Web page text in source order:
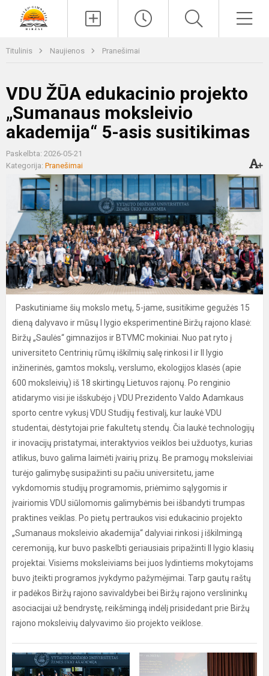
Titulinis Naujienos Pranešimai
VDU ŽŪA edukacinio projekto
„Sumanaus moksleivio
akademija“ 5-asis susitikimas
Paskelbta: 2026-05-21
Kategorija: Pranešimai
Paskutiniame šių mokslo metų, 5-jame, susitikime gegužės 15
dieną dalyvavo ir mūsų I lygio eksperimentinė Biržų rajono klasė:
Biržų „Saulės“ gimnazijos ir BTVMC mokiniai. Nuo pat ryto į
universiteto Centrinių rūmų iškilmių salę rinkosi I ir II lygio
inžinerinės, gamtos mokslų, verslumo, ekologijos klasės (apie
600 moksleivių) iš 18 skirtingų Lietuvos rajonų. Po renginio
atidarymo visi jie išskubėjo į VDU Prezidento Valdo Adamkaus
sporto centre vykusį VDU Studijų festivalį, kur laukė VDU
studentai, dėstytojai prie fakultetų stendų. Čia laukė technologijų
ir inovacijų pristatymai, interaktyvios veiklos bei užduotys, kurias
atlikus, buvo galima laimėti įvairių prizų. Be pramogų moksleiviai
turėjo galimybę susipažinti su pačiu universitetu, jame
vykdomomis studijų programomis, priėmimo sąlygomis ir
įvairiomis VDU siūlomomis galimybėmis bei išbandyti trumpas
praktines veiklas. Po pietų pertraukos visi edukacinio projekto
„Sumanaus moksleivio akademija“ dalyviai rinkosi į iškilmingą
ceremoniją, kur buvo paskelbti geriausiais pripažinti II lygio klasių
projektai. Visiems moksleiviams bei juos lydintiems mokytojams
buvo įteikti programos įvykdymo pažymėjimai. Tarp gautų raštų
ir padėkos Biržų rajono savivaldybei bei Biržų rajono verslininkų
asociacijai už bendrystę, reikšmingą indėlį prisidedant prie Biržų
rajono moksleivių dalyvavimo šio projekto veiklose.